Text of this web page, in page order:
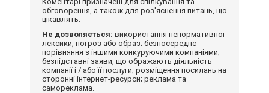
обговорення, а також для роз'яснення питань, що
цікавлять.
Не дозволяється: використання ненормативної
лексики, погроз або образ; безпосереднє
порівняння з іншими конкуруючими компаніями;
безпідставні заяви, що ображають діяльність
компанії і / або її послуги; розміщення посилань на
сторонні інтернет-ресурси; реклама та
самореклама.